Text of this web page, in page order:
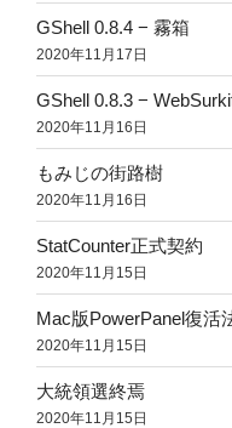
GShell 0.8.4 − 霧箱
2020年11月17日
GShell 0.8.3 −
2020年11月16日
もみじの街路樹
2020年11月16日
StatCounter正式契約
2020年11月15日
Mac版PowerPanel復活
2020年11月15日
大統領選終焉
2020年11月15日